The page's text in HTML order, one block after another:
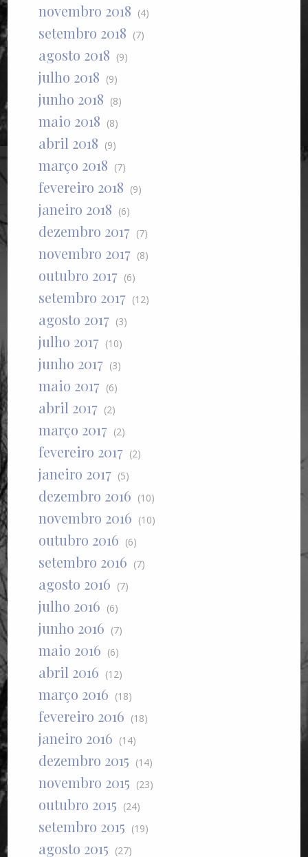
novembro 2018 (4)
setembro 2018 (7)
agosto 2018 (9)
julho 2018 (9)
junho 2018 (8)
maio 2018 (8)
abril 2018 (9)
março 2018 (7)
fevereiro 2018 (9)
janeiro 2018 (6)
dezembro 2017 (7)
novembro 2017 (8)
outubro 2017 (6)
setembro 2017 (12)
agosto 2017 (3)
julho 2017 (10)
junho 2017 (3)
maio 2017 (6)
abril 2017 (2)
março 2017 (2)
fevereiro 2017 (2)
janeiro 2017 (5)
dezembro 2016 (10)
novembro 2016 (10)
outubro 2016 (6)
setembro 2016 (7)
agosto 2016 (7)
julho 2016 (6)
junho 2016 (7)
maio 2016 (6)
abril 2016 (12)
março 2016 (18)
fevereiro 2016 (18)
janeiro 2016 (14)
dezembro 2015 (14)
novembro 2015 (23)
outubro 2015 (24)
setembro 2015 (19)
agosto 2015 (27)